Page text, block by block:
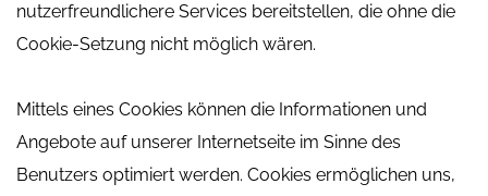
nutzerfreundlichere Services bereitstellen, die ohne die
Cookie-Setzung nicht möglich wären.
Mittels eines Cookies können die Informationen und
Angebote auf unserer Internetseite im Sinne des
Benutzers optimiert werden. Cookies ermöglichen uns,